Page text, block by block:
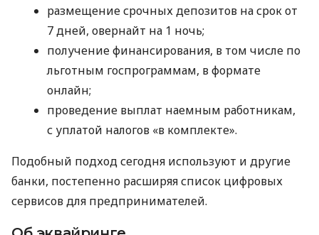
размещение срочных депозитов на срок от
7 дней, овернайт на 1 ночь;
получение финансирования, в том числе по
льготным госпрограммам, в формате
онлайн;
проведение выплат наемным работникам,
с уплатой налогов «в комплекте».
Подобный подход сегодня используют и другие
банки, постепенно расширяя список цифровых
сервисов для предпринимателей.